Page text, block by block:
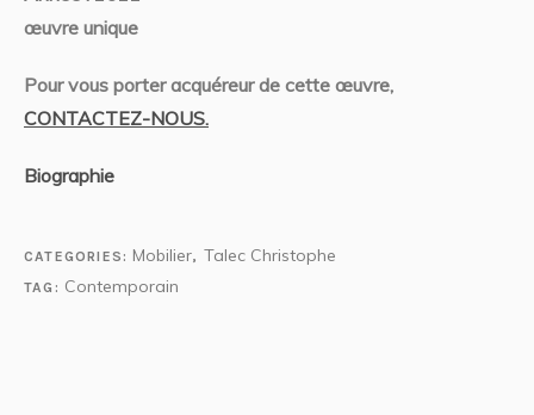
œuvre unique
Pour vous porter acquéreur de cette œuvre,
CONTACTEZ-NOUS.
Biographie
CATEGORIES: Mobilier, Talec Christophe
TAG: Contemporain